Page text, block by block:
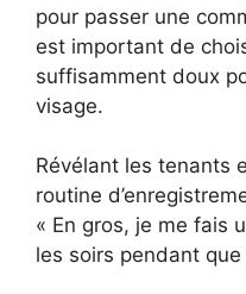
pour passer une
est important de
suffisamment doux
visage.
Révélant les tenants
routine
« En gros, je me fais
les soirs pendant